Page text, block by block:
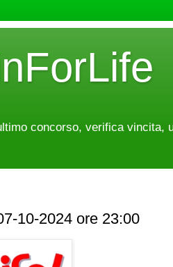
concorso, verifica vincita,
10-2024 ore 23:00